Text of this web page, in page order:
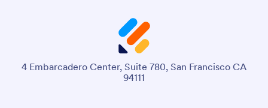
4 Embarcadero Center, Suite 780, San Francisco CA
94111